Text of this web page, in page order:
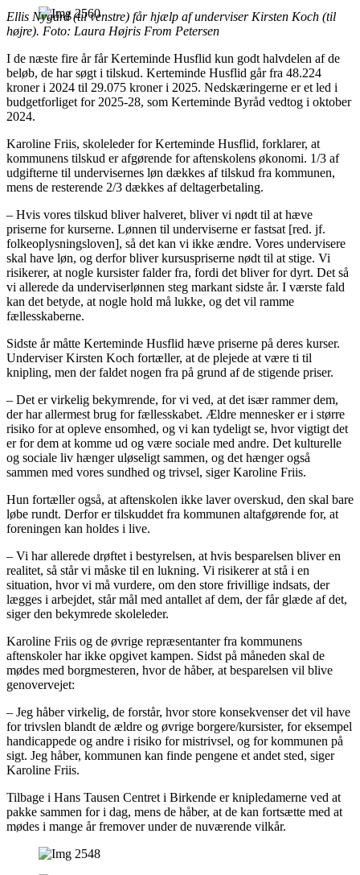
Ellis Nygård (til venstre) får hjælp af underviser Kirsten Koch (til
højre). Foto: Laura Højris From Petersen
I de næste fire år får Kerteminde Husflid kun godt halvdelen af de
beløb, de har søgt i tilskud. Kerteminde Husflid går fra 48.224
kroner i 2024 til 29.075 kroner i 2025. Nedskæringerne er et led i
budgetforliget for 2025-28, som Kerteminde Byråd vedtog i oktober
2024.
Karoline Friis, skoleleder for Kerteminde Husflid, forklarer, at
kommunens tilskud er afgørende for aftenskolens økonomi. 1/3 af
udgifterne til undervisernes løn dækkes af tilskud fra kommunen,
mens de resterende 2/3 dækkes af deltagerbetaling.
– Hvis vores tilskud bliver halveret, bliver vi nødt til at hæve
priserne for kurserne. Lønnen til underviserne er fastsat [red. jf.
folkeoplysningsloven], så det kan vi ikke ændre. Vores undervisere
skal have løn, og derfor bliver kursuspriserne nødt til at stige. Vi
risikerer, at nogle kursister falder fra, fordi det bliver for dyrt. Det så
vi allerede da underviserlønnen steg markant sidste år. I værste fald
kan det betyde, at nogle hold må lukke, og det vil ramme
fællesskaberne.
Sidste år måtte Kerteminde Husflid hæve priserne på deres kurser.
Underviser Kirsten Koch fortæller, at de plejede at være ti til
knipling, men der faldet nogen fra på grund af de stigende priser.
– Det er virkelig bekymrende, for vi ved, at det især rammer dem,
der har allermest brug for fællesskabet. Ældre mennesker er i større
risiko for at opleve ensomhed, og vi kan tydeligt se, hvor vigtigt det
er for dem at komme ud og være sociale med andre. Det kulturelle
og sociale liv hænger uløseligt sammen, og det hænger også
sammen med vores sundhed og trivsel, siger Karoline Friis.
Hun fortæller også, at aftenskolen ikke laver overskud, den skal bare
løbe rundt. Derfor er tilskuddet fra kommunen altafgørende for, at
foreningen kan holdes i live.
– Vi har allerede drøftet i bestyrelsen, at hvis besparelsen bliver en
realitet, så står vi måske til en lukning. Vi risikerer at stå i en
situation, hvor vi må vurdere, om den store frivillige indsats, der
lægges i arbejdet, står mål med antallet af dem, der får glæde af det,
siger den bekymrede skoleleder.
Karoline Friis og de øvrige repræsentanter fra kommunens
aftenskoler har ikke opgivet kampen. Sidst på måneden skal de
mødes med borgmesteren, hvor de håber, at besparelsen vil blive
genovervejet:
– Jeg håber virkelig, de forstår, hvor store konsekvenser det vil have
for trivslen blandt de ældre og øvrige borgere/kursister, for eksempel
handicappede og andre i risiko for mistrivsel, og for kommunen på
sigt. Jeg håber, kommunen kan finde pengene et andet sted, siger
Karoline Friis.
Tilbage i Hans Tausen Centret i Birkende er knipledamerne ved at
pakke sammen for i dag, mens de håber, at de kan fortsætte med at
mødes i mange år fremover under de nuværende vilkår.